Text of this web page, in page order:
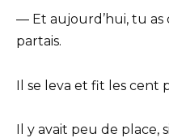
— Et aujourd’hui, tu
partais.
Il se leva et fit les cent
Il y avait peu de place,